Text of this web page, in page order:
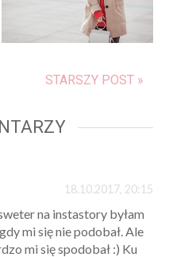
STARSZY POST »
18.10.2017, 20:15
na instastory byłam
mi się nie podobał. Ale
mi się spodobał :) Ku